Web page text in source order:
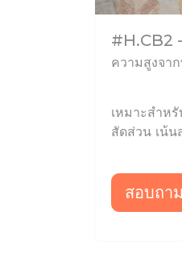
#H.CB2
ความสูงจา
เหมาะสำห
สัดส่วน เน้น
สอบถา